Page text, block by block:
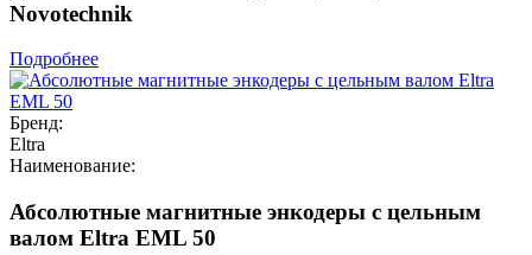
Novotechnik
Подробнее
Бренд:
Eltra
Наименование:
Абсолютные магнитные энкодеры с цельным
валом Eltra EML 50